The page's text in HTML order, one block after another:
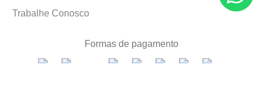
Trabalhe Conosco
Formas de pagamento